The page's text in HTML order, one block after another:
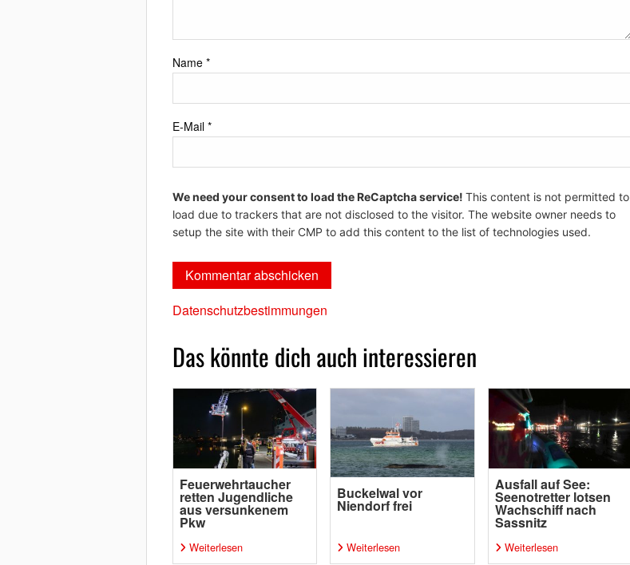
Name *
E-Mail *
We need your consent to load the ReCaptcha service! This content is not permitted to
load due to trackers that are not disclosed to the visitor. The website owner needs to
setup the site with their CMP to add this content to the list of technologies used.
Datenschutzbestimmungen
Das könnte dich auch interessieren
Feuerwehrtaucher
retten Jugendliche
aus versunkenem
Pkw
Weiterlesen
Buckelwal vor
Niendorf frei
Weiterlesen
Ausfall auf See:
Seenotretter lotsen
Wachschiff nach
Sassnitz
Weiterlesen